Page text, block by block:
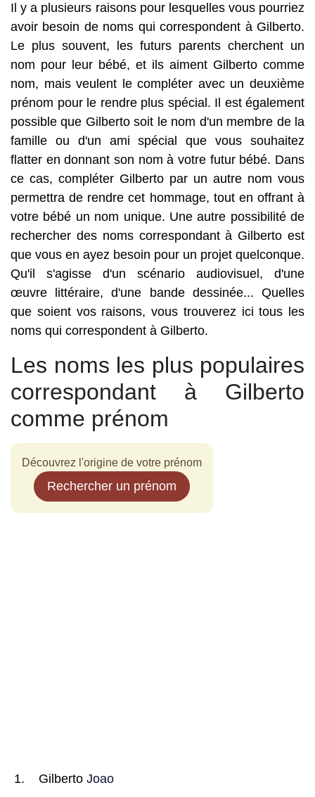
Il y a plusieurs raisons pour lesquelles vous pourriez
avoir besoin de noms qui correspondent à Gilberto.
Le plus souvent, les futurs parents cherchent un
nom pour leur bébé, et ils aiment Gilberto comme
nom, mais veulent le compléter avec un deuxième
prénom pour le rendre plus spécial. Il est également
possible que Gilberto soit le nom d'un membre de la
famille ou d'un ami spécial que vous souhaitez
flatter en donnant son nom à votre futur bébé. Dans
ce cas, compléter Gilberto par un autre nom vous
permettra de rendre cet hommage, tout en offrant à
votre bébé un nom unique. Une autre possibilité de
rechercher des noms correspondant à Gilberto est
que vous en ayez besoin pour un projet quelconque.
Qu'il s'agisse d'un scénario audiovisuel, d'une
œuvre littéraire, d'une bande dessinée... Quelles
que soient vos raisons, vous trouverez ici tous les
noms qui correspondent à Gilberto.
Les noms les plus populaires
correspondant à Gilberto
comme prénom
Découvrez l'origine de votre prénom
Rechercher un prénom
Gilberto Joao